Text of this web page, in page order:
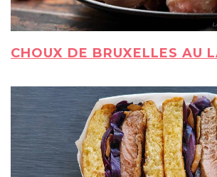
CHOUX DE BRUXELLES AU